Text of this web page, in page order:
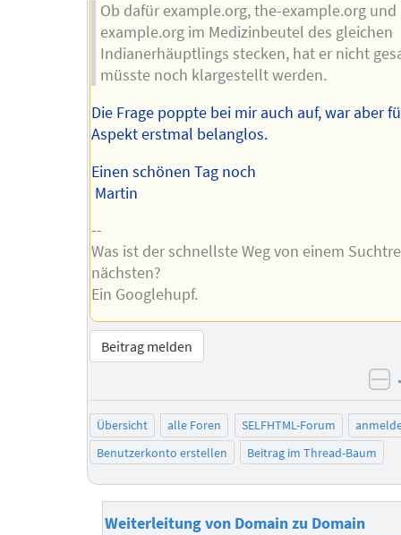
Ob dafür example.org, the-example.org und
example.org im Medizinbeutel des gleichen
Indianerhäuptlings stecken, hat er nicht
müsste noch klargestellt werden.
Die Frage poppte bei mir auch auf, war aber
Aspekt erstmal belanglos.
Einen schönen Tag noch
Martin
--
Was ist der schnellste Weg von einem
nächsten?
Ein Googlehupf.
Beitrag melden
Übersicht alle Foren SELFHTML-Forum
Benutzerkonto erstellen
Beitrag im Thread-Baum
Weiterleitung von Domain zu Domain